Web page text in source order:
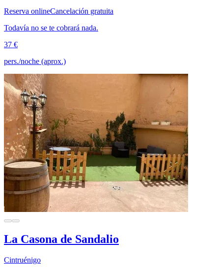
Reserva onlineCancelación gratuita
Todavía no se te cobrará nada.
37 €
pers./noche (aprox.)
La Casona de Sandalio
Cintruénigo